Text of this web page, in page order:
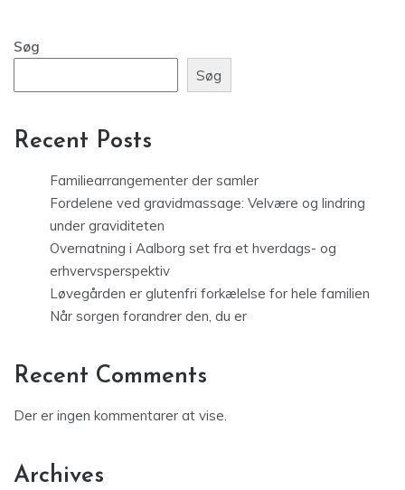
Søg
Søg
Recent Posts
Familiearrangementer der samler
Fordelene ved gravidmassage: Velvære og lindring
under graviditeten
Overnatning i Aalborg set fra et hverdags- og
erhvervsperspektiv
Løvegården er glutenfri forkælelse for hele familien
Når sorgen forandrer den, du er
Recent Comments
Der er ingen kommentarer at vise.
Archives